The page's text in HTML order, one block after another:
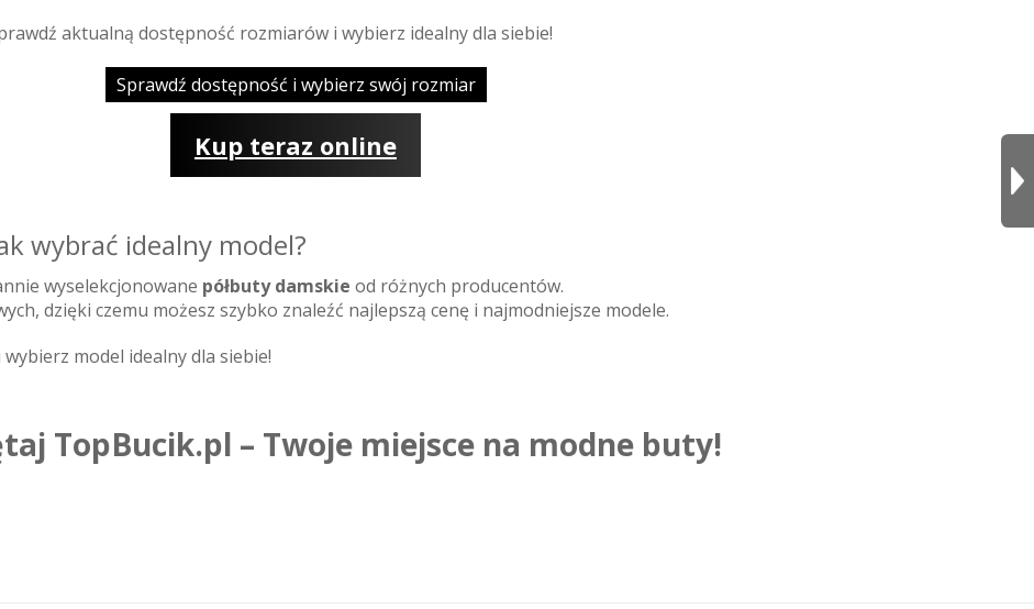
aktualną dostępność rozmiarów i wybierz idealny dla siebie!
Sprawdź dostępność i wybierz swój rozmiar
Kup teraz online
wybrać idealny model?
wyselekcjonowane półbuty damskie od różnych producentów.
dzięki czemu możesz szybko znaleźć najlepszą cenę i najmodniejsze modele.
wybierz model idealny dla siebie!
TopBucik.pl – Twoje miejsce na modne buty!